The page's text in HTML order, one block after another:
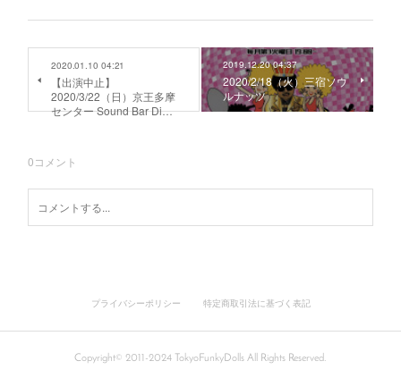
2020.01.10 04:21
【出演中止】
2020/3/22（日）京王多摩
センター Sound Bar Di…
2019.12.20 04:37
2020/2/18（火）三宿ソウ
ルナッツ
0コメント
プライバシーポリシー 特定商取引法に基づく表記
Copyright© 2011-2024 TokyoFunkyDolls All Rights Reserved.